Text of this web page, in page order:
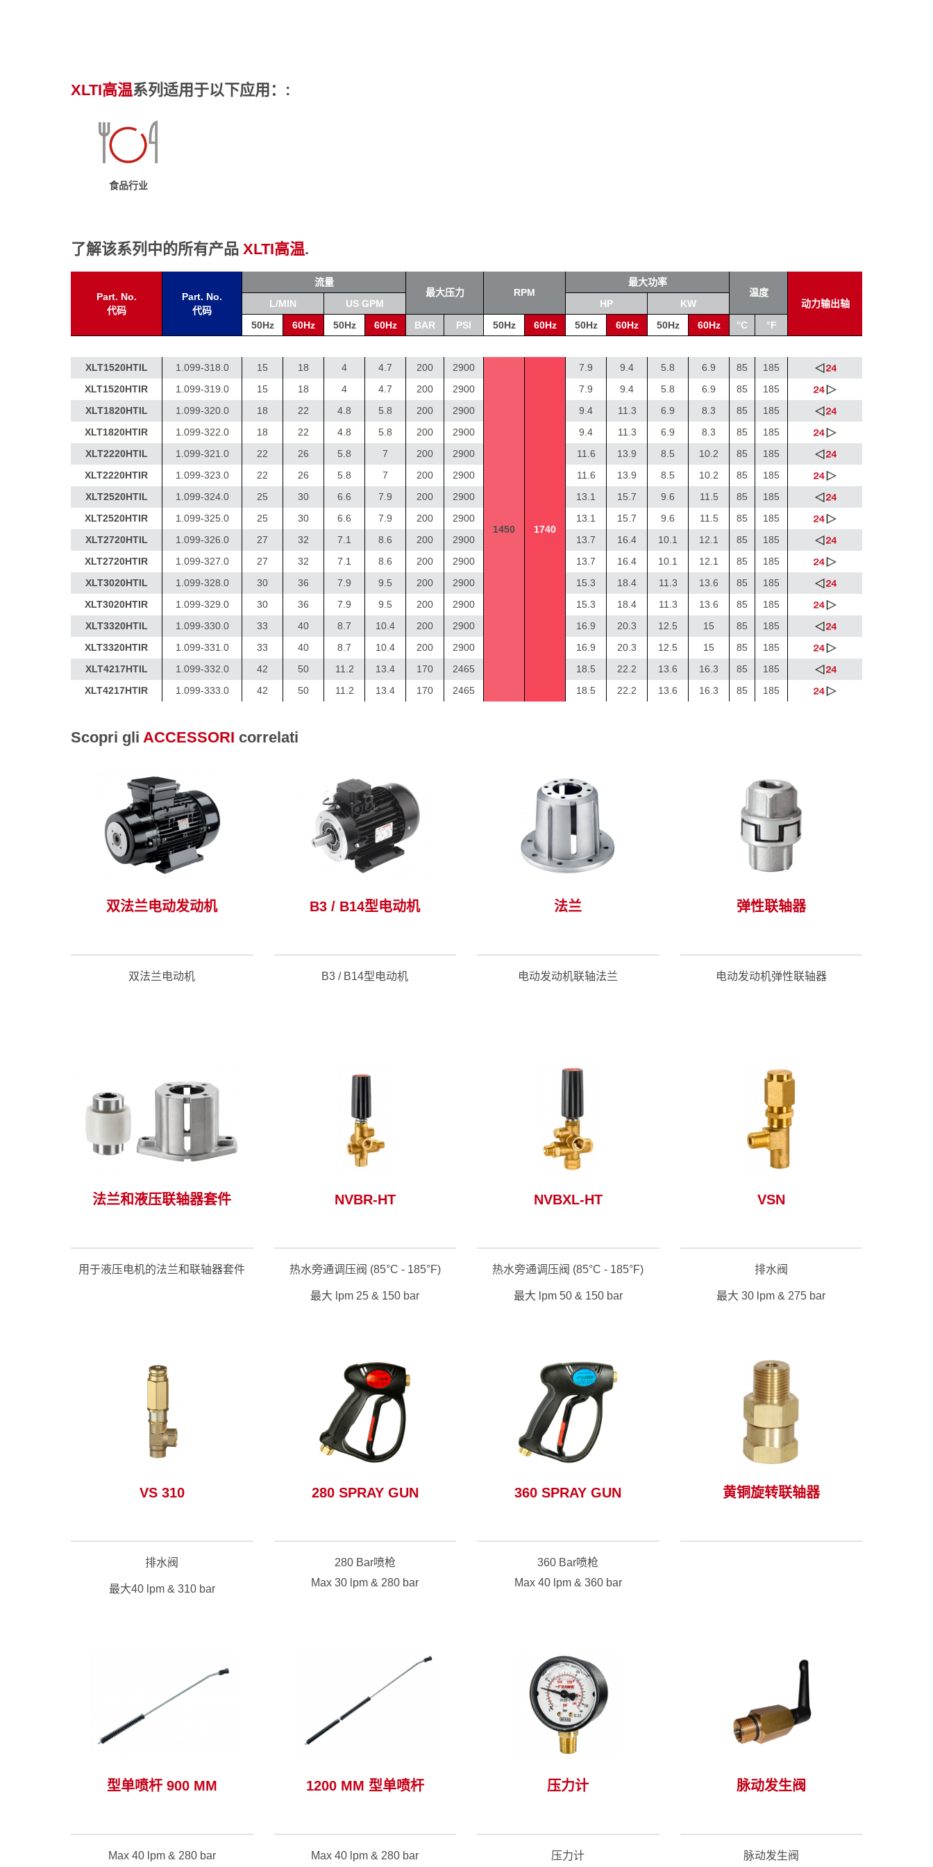
XLTI高温系列适用于以下应用：:
食品行业
了解该系列中的所有产品 XLTI高温.
Part. No.
代码
Part. No.
代码
流量
最大压力
RPM
最大功率
温度
动力输出轴
L/MIN US GPM HP
KW
50Hz
60Hz 50Hz 60Hz BAR PSI 50Hz 60Hz 50Hz 60Hz 50Hz 60Hz °C °F
XLT1520HTIL 1.099-318.0 15 18 4 4.7 200 2900
1450 1740
7.9 9.4 5.8 6.9 85
185
XLT1520HTIR
1.099-319.0 15 18 4 4.7 200 2900 7.9 9.4 5.8 6.9 85
185
XLT1820HTIL
1.099-320.0 18 22 4.8 5.8 200 2900 9.4 11.3 6.9 8.3 85
185
XLT1820HTIR
1.099-322.0 18 22 4.8 5.8 200 2900 9.4 11.3 6.9 8.3 85
185
XLT2220HTIL
1.099-321.0 22 26 5.8 7 200 2900 11.6 13.9 8.5 10.2 85
185
XLT2220HTIR
1.099-323.0 22 26 5.8 7 200 2900 11.6 13.9 8.5 10.2 85
185
XLT2520HTIL
1.099-324.0 25 30 6.6 7.9 200 2900 13.1 15.7 9.6 11.5 85
185
XLT2520HTIR
1.099-325.0 25 30 6.6 7.9 200 2900 13.1 15.7 9.6 11.5 85
185
XLT2720HTIL
1.099-326.0 27 32 7.1 8.6 200 2900 13.7 16.4 10.1 12.1 85
185
XLT2720HTIR
1.099-327.0 27 32 7.1 8.6 200 2900 13.7 16.4 10.1 12.1 85
185
XLT3020HTIL
1.099-328.0 30 36 7.9 9.5 200 2900 15.3 18.4 11.3 13.6 85
185
XLT3020HTIR
1.099-329.0 30 36 7.9 9.5 200 2900 15.3 18.4 11.3 13.6 85
185
XLT3320HTIL
1.099-330.0 33 40 8.7 10.4 200 2900 16.9 20.3 12.5 15 85
185
XLT3320HTIR
1.099-331.0 33 40 8.7 10.4 200 2900 16.9 20.3 12.5 15 85
185
XLT4217HTIL
1.099-332.0 42 50 11.2 13.4 170 2465 18.5 22.2 13.6 16.3 85
185
XLT4217HTIR
1.099-333.0 42 50 11.2 13.4 170 2465 18.5 22.2 13.6 16.3 85 185
Scopri gli ACCESSORI correlati
双法兰电动发动机
双法兰电动机
B3 / B14型电动机
B3 / B14型电动机
法兰
电动发动机联轴法兰
弹性联轴器
电动发动机弹性联轴器
法兰和液压联轴器套件
用于液压电机的法兰和联轴器套件
NVBR-HT
热水旁通调压阀 (85°C - 185°F)
最大 lpm 25 & 150 bar
NVBXL-HT
热水旁通调压阀 (85°C - 185°F)
最大 lpm 50 & 150 bar
VSN
排水阀
最大 30 lpm & 275 bar
VS 310
排水阀
最大40 lpm & 310 bar
280 SPRAY GUN
280 Bar喷枪
Max 30 lpm & 280 bar
360 SPRAY GUN
360 Bar喷枪
Max 40 lpm & 360 bar
黄铜旋转联轴器
型单喷杆 900 MM
Max 40 lpm & 280 bar
1200 MM 型单喷杆
Max 40 lpm & 280 bar
压力计
压力计
脉动发生阀
脉动发生阀